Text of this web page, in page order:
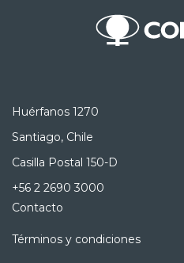
Huérfanos 1270
Santiago, Chile
Casilla Postal 150-D
+56 2 2690 3000
Contacto
Términos y condiciones